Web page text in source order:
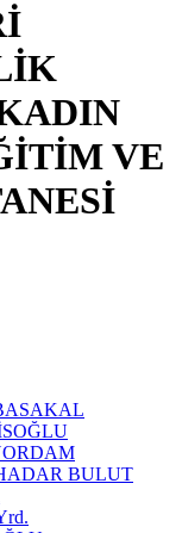
VE
BULUT